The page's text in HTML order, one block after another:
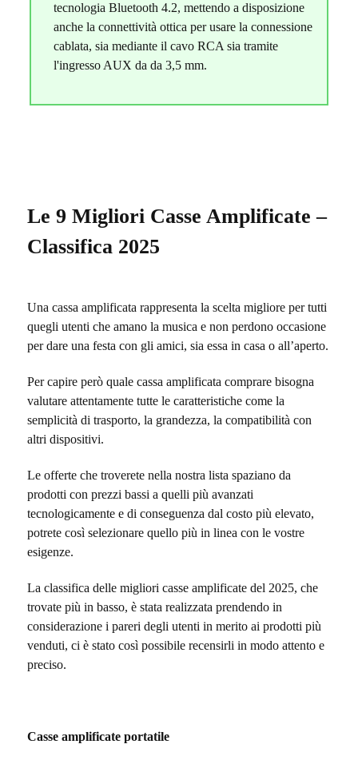
tecnologia Bluetooth 4.2, mettendo a disposizione
anche la connettività ottica per usare la connessione
cablata, sia mediante il cavo RCA sia tramite
l'ingresso AUX da da 3,5 mm.
Le 9 Migliori Casse Amplificate –
Classifica 2025
Una cassa amplificata rappresenta la scelta migliore per tutti
quegli utenti che amano la musica e non perdono occasione
per dare una festa con gli amici, sia essa in casa o all’aperto.
Per capire però quale cassa amplificata comprare bisogna
valutare attentamente tutte le caratteristiche come la
semplicità di trasporto, la grandezza, la compatibilità con
altri dispositivi.
Le offerte che troverete nella nostra lista spaziano da
prodotti con prezzi bassi a quelli più avanzati
tecnologicamente e di conseguenza dal costo più elevato,
potrete così selezionare quello più in linea con le vostre
esigenze.
La classifica delle migliori casse amplificate del 2025, che
trovate più in basso, è stata realizzata prendendo in
considerazione i pareri degli utenti in merito ai prodotti più
venduti, ci è stato così possibile recensirli in modo attento e
preciso.
Casse amplificate portatile